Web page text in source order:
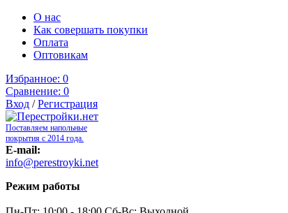
О нас
Как совершать покупки
Оплата
Оптовикам
Избранное: 0
Сравнение: 0
Вход /Регистрация
Поставляем напольные
покрытия с 2014 года.
E-mail:
info@perestroyki.net
Режим работы